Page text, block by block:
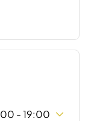
- 19:00